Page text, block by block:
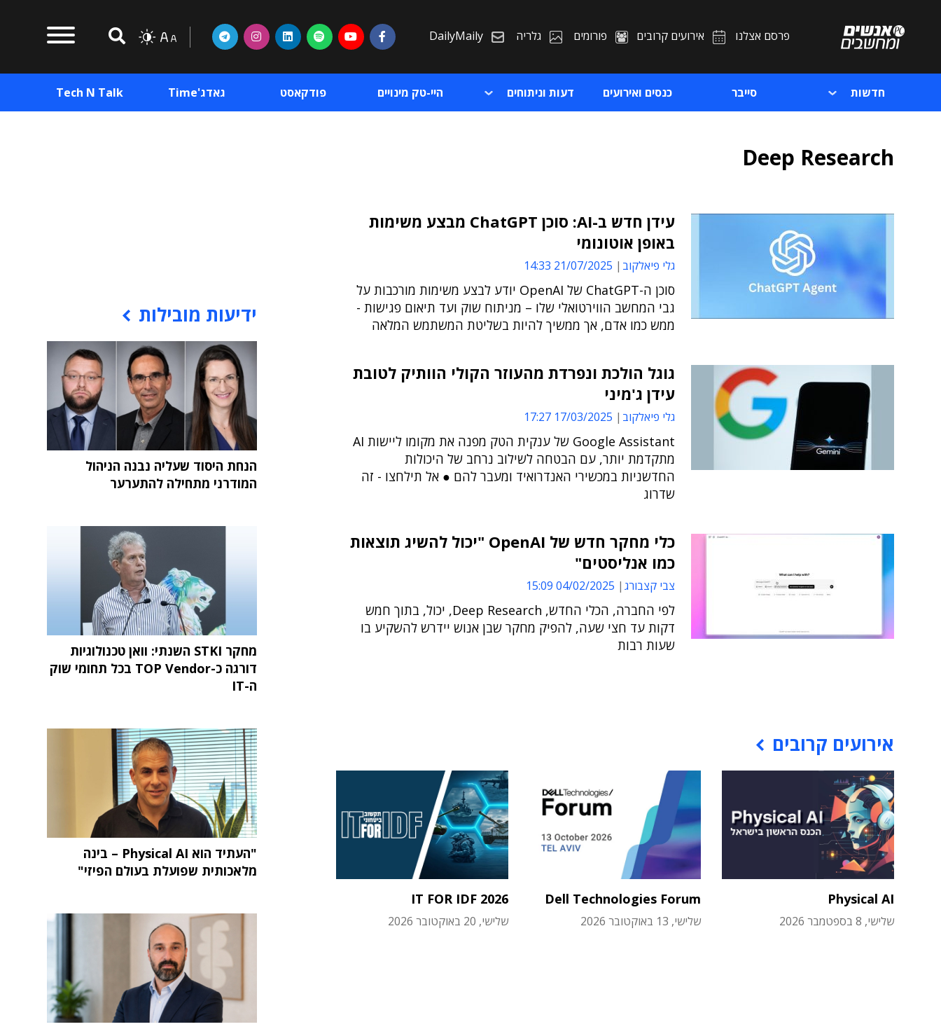
פרסם אצלנו אירועים קרובים פורומים גלריה DailyMaily
חדשות סייבר כנסים ואירועים דעות וניתוחים היי-טק מינויים פודקאסט גאדג'Time Tech N Talk
Deep Research
עידן חדש ב-AI: סוכן ChatGPT מבצע משימות
באופן אוטונומי
גלי פיאלקוב 21/07/2025 14:33
סוכן ה-ChatGPT של OpenAI יודע לבצע משימות מורכבות על
גבי המחשב הווירטואלי שלו – מניתוח שוק ועד תיאום פגישות -
ממש כמו אדם, אך ממשיך להיות בשליטת המשתמש המלאה
גוגל הולכת ונפרדת מהעוזר הקולי הוותיק לטובת
עידן ג'מיני
גלי פיאלקוב 17/03/2025 17:27
Google Assistant של ענקית הטק מפנה את מקומו ליישות AI
מתקדמת יותר, עם הבטחה לשילוב נרחב של היכולות
החדשניות במכשירי האנדרואיד ומעבר להם ● אל תילחצו - זה
שדרוג
כלי מחקר חדש של OpenAI "יכול להשיג תוצאות
כמו אנליסטים"
צבי קצבורג 04/02/2025 15:09
לפי החברה, הכלי החדש, Deep Research, יכול, בתוך חמש
דקות עד חצי שעה, להפיק מחקר שבן אנוש יידרש להשקיע בו
שעות רבות
אירועים קרובים
Physical AI
שלישי, 8 בספטמבר 2026
Dell Technologies Forum
שלישי, 13 באוקטובר 2026
IT FOR IDF 2026
שלישי, 20 באוקטובר 2026
ידיעות מובילות
הנחת היסוד שעליה נבנה הניהול
המודרני מתחילה להתערער
מחקר STKI השנתי: וואן טכנולוגיות
דורגה כ-TOP Vendor בכל תחומי שוק
ה-IT
"העתיד הוא Physical AI – בינה
מלאכותית שפועלת בעולם הפיזי"